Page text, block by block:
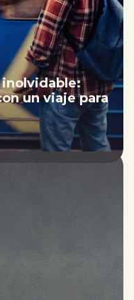
inolvidable:
un viaje para